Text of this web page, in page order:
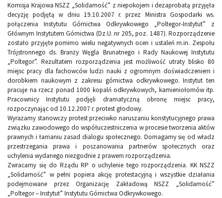
Komisja Krajowa NSZZ „Solidarność” z niepokojem i dezaprobatą przyjęła
decyzję podjętą w dniu 19.10.2007 r. przez Ministra Gospodarki ws.
połączenia Instytutu Górnictwa Odkrywkowego „Poltegor-Instytut” z
Głównym Instytutem Górnictwa (Dz.U. nr 205, poz. 1487). Rozporządzenie
zostało przyjęte pomimo wielu negatywnych ocen i ustaleń m.in. Zespołu
Trójstronnego ds. Branży Węgla Brunatnego i Rady Naukowej Instytutu
„Poltegor”. Rezultatem rozporządzenia jest możliwość utraty blisko 80
miejsc pracy dla fachowców ludzi nauki z ogromnym doświadczeniem i
dorobkiem naukowym z zakresu górnictwa odkrywkowego. Instytut ten
pracuje na rzecz ponad 1000 kopalń odkrywkowych, kamieniołomów itp.
Pracownicy Instytutu podjęli dramatyczną obronę miejsc pracy,
rozpoczynając od 10.12.2007 r. protest głodowy.
Wyrażamy stanowczy protest przeciwko naruszaniu konstytucyjnego prawa
związku zawodowego do współuczestniczenia w procesie tworzenia aktów
prawnych i łamaniu zasad dialogu społecznego. Domagamy się od władz
przestrzegania prawa i poszanowania partnerów społecznych oraz
uchylenia wydanego niezgodnie z prawem rozporządzenia.
Zwracamy się do Rządu RP o uchylenie tego rozporządzenia. KK NSZZ
„Solidarność” w pełni popiera akcję protestacyjną i wszystkie działania
podejmowane przez Organizację Zakładową NSZZ „Solidarność”
„Poltegor – Instytut” Instytutu Górnictwa Odkrywkowego.